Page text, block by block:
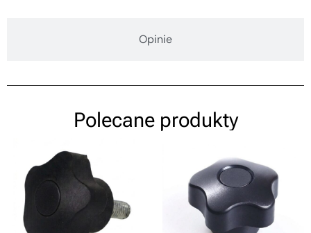
Opinie
Polecane produkty